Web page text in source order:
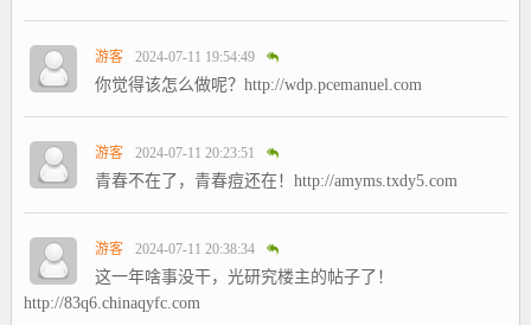
游客 2024-07-11 19:54:49
你觉得该怎么做呢？http://wdp.pcemanuel.com
游客 2024-07-11 20:23:51
青春不在了，青春痘还在！http://amyms.txdy5.com
游客 2024-07-11 20:38:34
这一年啥事没干，光研究楼主的帖子了！
http://83q6.chinaqyfc.com